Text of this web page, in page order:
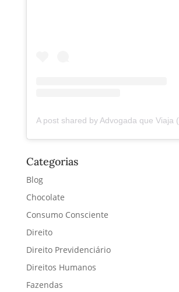
Categorias
Blog
Chocolate
Consumo Consciente
Direito
Direito Previdenciário
Direitos Humanos
Fazendas